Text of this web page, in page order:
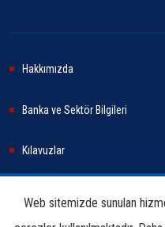
Hakkımızda
Banka ve Sektör Bilgileri
Kılavuzlar
Web sitemizde sunulan